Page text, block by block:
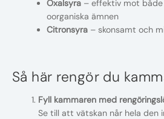
Oxalsyra– effektiv mot både
oorganiska ämnen
Citronsyra– skonsamt och
Så här rengör du
Fyll kammaren med
Se till att vätskan når hela den